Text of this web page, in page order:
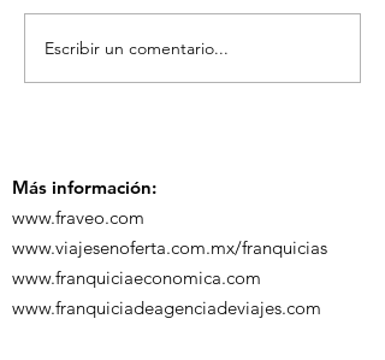
TourTravelynByFraveo
participó en la
Escribir un comentario...
Más información:
www.fraveo.com
www.viajesenoferta.com.mx/franquicias
www.franquiciaeconomica.com
www.franquiciadeagenciadeviajes.com